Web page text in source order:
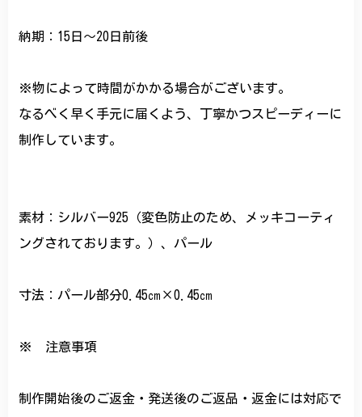
納期：15日～20日前後
※物によって時間がかかる場合がございます。
なるべく早く手元に届くよう、丁寧かつスピーディーに
制作しています。
素材：シルバー925（変色防止のため、メッキコーティ
ングされております。）、パール
寸法：パール部分0.45㎝×0.45㎝
※ 注意事項
制作開始後のご返金・発送後のご返品・返金には対応で